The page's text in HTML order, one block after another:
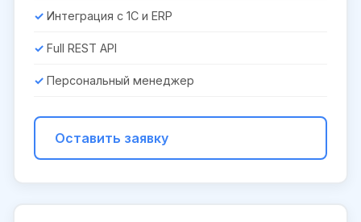
Интеграция с 1С и ERP
Full REST API
Персональный менеджер
Оставить заявку